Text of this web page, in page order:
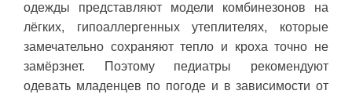
одежды представляют модели комбинезонов на
лёгких, гипоаллергенных утеплителях, которые
замечательно сохраняют тепло и кроха точно не
замёрзнет. Поэтому педиатры рекомендуют
одевать младенцев по погоде и в зависимости от